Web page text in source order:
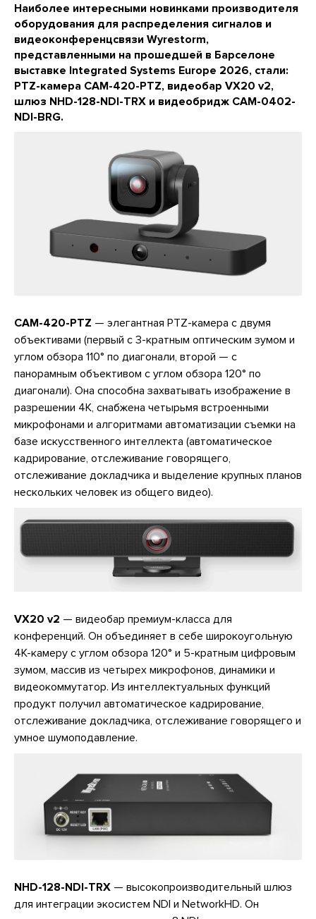
Наиболее интересными новинками производителя
оборудования для распределения сигналов и
видеоконференцсвязи Wyrestorm,
представленными на прошедшей в Барселоне
выставке Integrated Systems Europe 2026, стали:
PTZ-камера CAM-420-PTZ, видеобар VX20 v2,
шлюз NHD-128-NDI-TRX и видеобридж CAM-0402-
NDI-BRG.
CAM-420-PTZ — элегантная PTZ-камера с двумя
объективами (первый с 3-кратным оптическим зумом и
углом обзора 110° по диагонали, второй — с
панорамным объективом с углом обзора 120° по
диагонали). Она способна захватывать изображение в
разрешении 4K, снабжена четырьмя встроенными
микрофонами и алгоритмами автоматизации съемки на
базе искусственного интеллекта (автоматическое
кадрирование, отслеживание говорящего,
отслеживание докладчика и выделение крупных планов
нескольких человек из общего видео).
VX20 v2 — видеобар премиум-класса для
конференций. Он объединяет в себе широкоугольную
4K-камеру с углом обзора 120° и 5-кратным цифровым
зумом, массив из четырех микрофонов, динамики и
видеокоммутатор. Из интеллектуальных функций
продукт получил автоматическое кадрирование,
отслеживание докладчика, отслеживание говорящего и
умное шумоподавление.
NHD-128-NDI-TRX — высокопроизводительный шлюз
для интеграции экосистем NDI и NetworkHD. Он